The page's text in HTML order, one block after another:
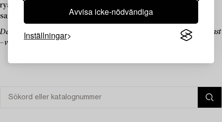
Avvisa icke-nödvändiga
Inställningar
ryans långa tradition samtidigt som de finner sin plats inom
samtidskonst och modern inredning.
Denna temaauktion erbjuder en 200-årig översikt över finländsk ryakonst
– välkommen att upptäcka dina favoriter.